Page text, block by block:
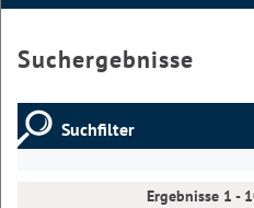
Suchergebnisse
Suchfilter
Ergebnisse 1 -